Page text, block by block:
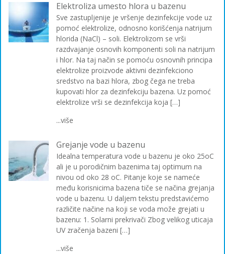
Elektroliza umesto hlora u bazenu
Sve zastupljenije je vršenje dezinfekcije vode uz
pomoć elektrolize, odnosno korišćenja natrijum
hlorida (NaCl) – soli. Elektrolizom se vrši
razdvajanje osnovih komponenti soli na natrijum
i hlor. Na taj način se pomoću osnovnih principa
elektrolize proizvode aktivni dezinfekciono
sredstvo na bazi hlora, zbog čega ne treba
kupovati hlor za dezinfekciju bazena. Uz pomoć
elektrolize vrši se dezinfekcija koja […]
...više
Grejanje vode u bazenu
Idealna temperatura vode u bazenu je oko 25oC
ali je u porodičnim bazenima taj optimum na
nivou od oko 28 oC. Pitanje koje se nameće
među korisnicima bazena tiče se načina grejanja
vode u bazenu. U daljem tekstu predstavićemo
različite načine na koji se voda može grejati u
bazenu: 1. Solarni prekrivači Zbog velikog uticaja
UV zračenja bazeni […]
...više